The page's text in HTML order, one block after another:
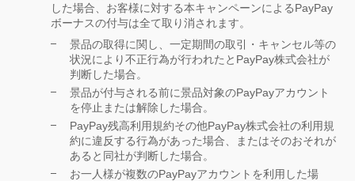
した場合、お客様に対する本キャンペーンによるPayPay
ボーナスの付与は全て取り消されます。
景品の取得に関し、一定期間の取引・キャンセル等の
状況により不正行為が行われたとPayPay株式会社が
判断した場合。
景品が付与される前に景品対象のPayPayアカウント
を停止または解除した場合。
PayPay残高利用規約その他PayPay株式会社の利用規
約に違反する行為があった場合、またはそのおそれが
あると同社が判断した場合。
お一人様が複数のPayPayアカウントを利用した場